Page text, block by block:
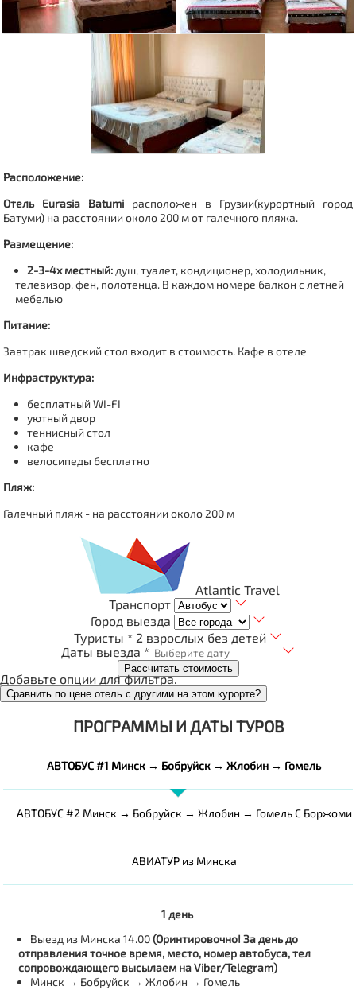
Расположение:
Отель Eurasia Batumi расположен в Грузии(курортный город
Батуми) на расстоянии около 200 м от галечного пляжа.
Размещение:
2-3-4х местный: душ, туалет, кондиционер, холодильник,
телевизор, фен, полотенца. В каждом номере балкон с летней
мебелью
Питание:
Завтрак шведский стол входит в стоимость. Кафе в отеле
Инфраструктура:
бесплатный WI-FI
уютный двор
теннисный стол
кафе
велосипеды бесплатно
Пляж:
Галечный пляж - на расстоянии около 200 м
Atlantic Travel
Транспорт
Город выезда
Туристы * 2 взрослых без детей
Даты выезда *
Рассчитать стоимость
Добавьте опции для фильтра.
Сравнить по цене отель с другими на этом курорте?
ПРОГРАММЫ И ДАТЫ ТУРОВ
АВТОБУС #1 Минск → Бобруйск → Жлобин → Гомель
АВТОБУС #2 Минск → Бобруйск → Жлобин → Гомель С Боржоми
АВИАТУР из Минска
1 день
Выезд из Минска 14.00(Оринтировочно! За день до
отправления точное время, место, номер автобуса, тел
сопровождающего высылаем на Viber/Telegram)
Минск → Бобруйск → Жлобин → Гомель